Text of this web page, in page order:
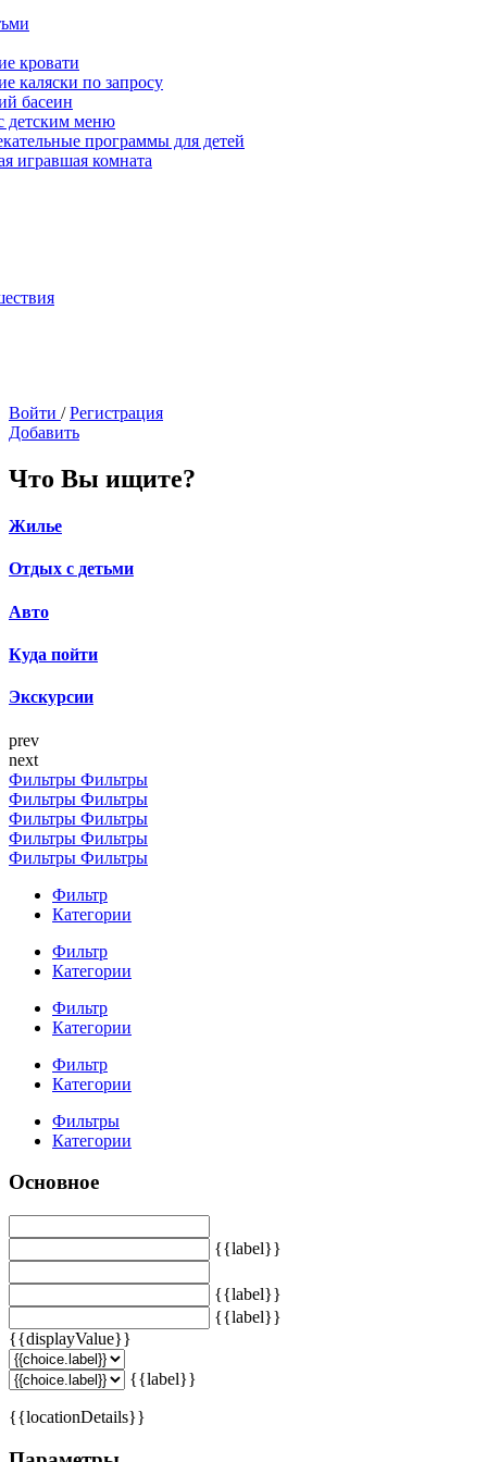
кровати
каляски по запросу
басеин
детским меню
программы для детей
игравшая комната
Войти / Регистрация
Добавить
Что Вы ищите?
Жилье
Отдых с детьми
Авто
Куда пойти
Экскурсии
prev
next
Фильтры Фильтры
Фильтры Фильтры
Фильтры Фильтры
Фильтры Фильтры
Фильтры Фильтры
Фильтр
Категории
Фильтр
Категории
Фильтр
Категории
Фильтр
Категории
Фильтры
Категории
Основное
{{label}}
{{label}}
{{label}}
{{displayValue}}
{{label}}
{{locationDetails}}